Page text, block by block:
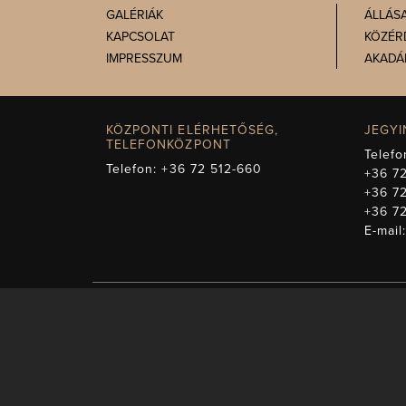
GALÉRIÁK
KAPCSOLAT
IMPRESSZUM
KÖZPONTI ELÉRHETŐSÉG,
TELEFONKÖZPONT
Telefon:+36 72 512-660
+36
+36
+36
E-mail: